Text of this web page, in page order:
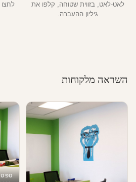
לאט-לאט, בזווית שטוחה, קלפו את
גיליון ההעברה.
לחצו
השראה מלקוחות